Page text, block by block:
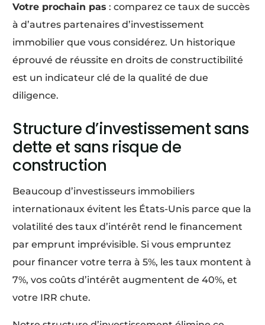
Votre prochain pas : comparez ce taux de succès
à d’autres partenaires d’investissement
immobilier que vous considérez. Un historique
éprouvé de réussite en droits de constructibilité
est un indicateur clé de la qualité de due
diligence.
Structure d’investissement sans
dette et sans risque de
construction
Beaucoup d’investisseurs immobiliers
internationaux évitent les États-Unis parce que la
volatilité des taux d’intérêt rend le financement
par emprunt imprévisible. Si vous empruntez
pour financer votre terra à 5%, les taux montent à
7%, vos coûts d’intérêt augmentent de 40%, et
votre IRR chute.